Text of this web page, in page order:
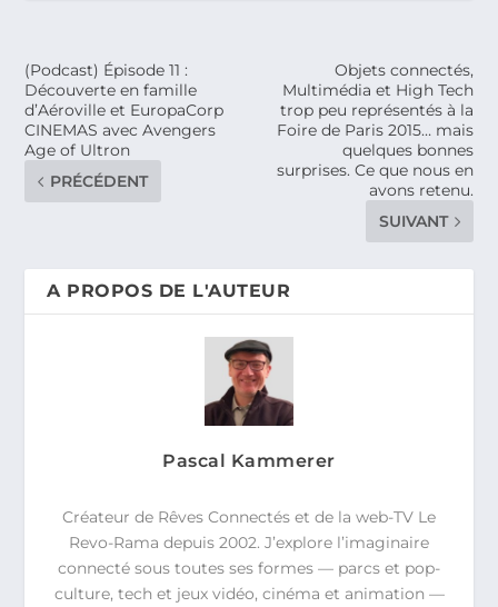
(Podcast) Épisode 11 :
Découverte en famille
d’Aéroville et EuropaCorp
CINEMAS avec Avengers
Age of Ultron
PRÉCÉDENT
Objets connectés,
Multimédia et High Tech
trop peu représentés à la
Foire de Paris 2015… mais
quelques bonnes
surprises. Ce que nous en
avons retenu.
SUIVANT
A PROPOS DE L'AUTEUR
Pascal Kammerer
Créateur de Rêves Connectés et de la web-TV Le
Revo-Rama depuis 2002. J’explore l’imaginaire
connecté sous toutes ses formes — parcs et pop-
culture, tech et jeux vidéo, cinéma et animation —